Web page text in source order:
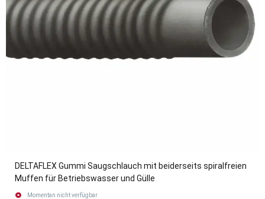
DELTAFLEX Gummi Saugschlauch mit beiderseits spiralfreien
Muffen für Betriebswasser und Gülle
Momentan nicht verfügbar